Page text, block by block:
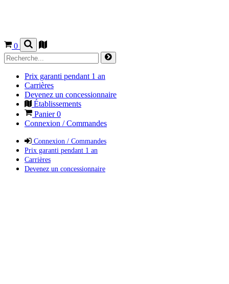
0
Prix garanti pendant 1 an
Carrières
Devenez un concessionnaire
Établissements
Panier0
Connexion / Commandes
Connexion / Commandes
Prix garanti pendant 1 an
Carrières
Devenez un concessionnaire